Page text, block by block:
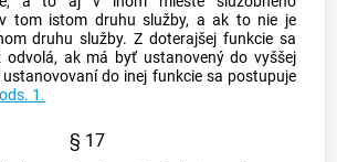
tom istom druhu služby, a ak to nie je
druhu služby. Z doterajšej funkcie sa
odvolá, ak má byť ustanovený do vyššej
do inej funkcie sa postupuje
1.
§ 17